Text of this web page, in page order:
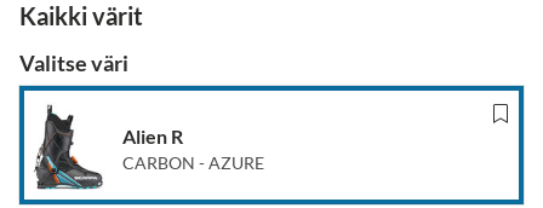
Kaikki värit
Valitse väri
Alien R
CARBON - AZURE